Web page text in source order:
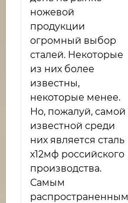
ножевой
продукции
огромный выбор
сталей. Некоторые
из них более
известны,
некоторые менее.
Но, пожалуй, самой
известной среди
них является сталь
х12мф российского
производства.
Самым
распространенным